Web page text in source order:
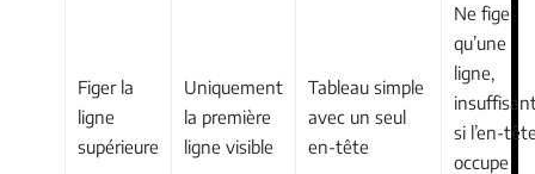
Figer la
ligne
supérieure
Uniquement
la première
ligne visible
Tableau simple
avec un seul
en-tête
Ne fige
qu’une
ligne,
si l’en-
occupe